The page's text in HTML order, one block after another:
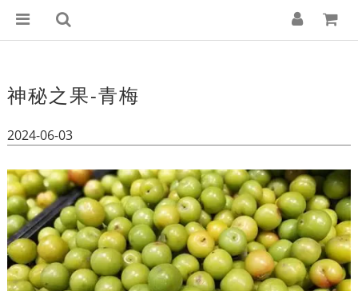
神秘之果-青梅
2024-06-03